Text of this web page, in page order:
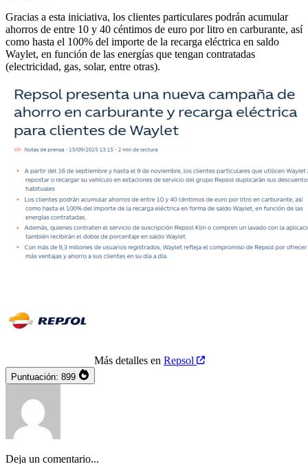
Gracias a esta iniciativa, los clientes particulares podrán acumular
ahorros de entre 10 y 40 céntimos de euro por litro en carburante, así
como hasta el 100% del importe de la recarga eléctrica en saldo
Waylet, en función de las energías que tengan contratadas
(electricidad, gas, solar, entre otras).
Más detalles en Repsol
Puntuación: 899
Deja un comentario...